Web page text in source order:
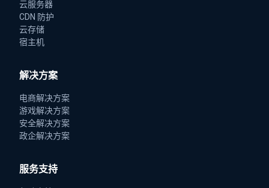
云服务器
CDN 防护
云存储
宿主机
解决方案
电商解决方案
游戏解决方案
安全解决方案
政企解决方案
服务支持